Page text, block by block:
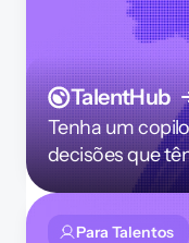
TalentHub
Tenha um
decisões que
Para Talentos